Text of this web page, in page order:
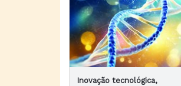
Inovação tecnológica,